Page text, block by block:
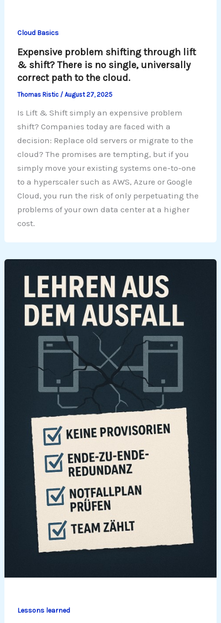
Cloud Basics
Expensive problem shifting through lift
& shift? There is no single, universally
correct path to the cloud.
Thomas Ristic / August 27, 2025
Is Lift & Shift simply an expensive problem
shift? Companies today are faced with a
decision: Replace old servers or migrate to the
cloud? The promises are tempting, but if you
simply move your existing systems one-to-one
to a hyperscaler such as AWS, Azure or Google
Cloud, you run the risk of only perpetuating the
problems of your own data center at a higher
cost.
Lessons learned